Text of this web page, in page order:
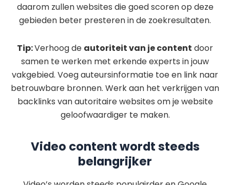
daarom zullen websites die goed scoren op deze
gebieden beter presteren in de zoekresultaten.
Tip:Verhoog de autoriteit van je content door
samen te werken met erkende experts in jouw
vakgebied. Voeg auteursinformatie toe en link naar
betrouwbare bronnen. Werk aan het verkrijgen van
backlinks van autoritaire websites om je website
geloofwaardiger te maken.
Video content wordt steeds
belangrijker